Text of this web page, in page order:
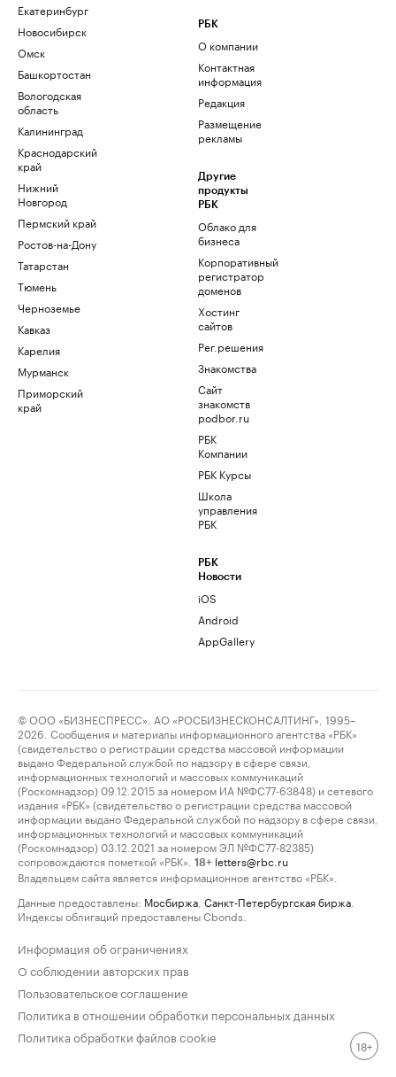
Екатеринбург
Новосибирск
Омск
Башкортостан
Вологодская
область
Калининград
Краснодарский
край
Нижний
Новгород
Пермский край
Ростов-на-Дону
Татарстан
Тюмень
Черноземье
Кавказ
Карелия
Мурманск
Приморский
край
РБК
О компании
Контактная
информация
Редакция
Размещение
рекламы
Другие
продукты
РБК
Облако для
бизнеса
Корпоративный
регистратор
доменов
Хостинг
сайтов
Рег.решения
Знакомства
Сайт
знакомств
podbor.ru
РБК
Компании
РБК Курсы
Школа
управления
РБК
РБК
Новости
iOS
Android
AppGallery
© ООО «БИЗНЕСПРЕСС», АО «РОСБИЗНЕСКОНСАЛТИНГ», 1995–
2026. Сообщения и материалы информационного агентства «РБК»
(свидетельство о регистрации средства массовой информации
выдано Федеральной службой по надзору в сфере связи,
информационных технологий и массовых коммуникаций
(Роскомнадзор) 09.12.2015 за номером ИА №ФС77-63848) и сетевого
издания «РБК» (свидетельство о регистрации средства массовой
информации выдано Федеральной службой по надзору в сфере связи,
информационных технологий и массовых коммуникаций
(Роскомнадзор) 03.12.2021 за номером ЭЛ №ФС77-82385)
сопровождаются пометкой «РБК».
18+ letters@rbc.ru
Владельцем сайта является информационное агентство «РБК».
Данные предоставлены: Мосбиржа Санкт-Петербургская биржа
Индексы облигаций предоставлены Cbonds.
Информация об ограничениях
О соблюдении авторских прав
Пользовательское соглашение
Политика в отношении обработки персональных данных
Политика обработки файлов cookie
18+